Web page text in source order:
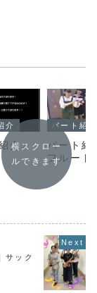
介
介♪
パート紹
パート紹
フルート
横スクロー
ルできます
サック